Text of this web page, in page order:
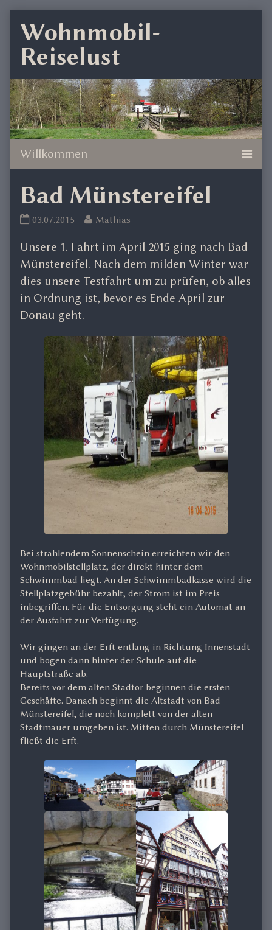
content
Wohnmobil-
Reiselust
Bad Münstereifel
Bad
published
on
03.07.2015
Read
posts
by
the
author
of
Mathias
Unsere 1. Fahrt im April 2015 ging nach Bad
Münstereifel. Nach dem milden Winter war
dies unsere Testfahrt um zu prüfen, ob alles
in Ordnung ist, bevor es Ende April zur
Donau geht.
Bei strahlendem Sonnenschein erreichten wir den
Wohnmobilstellplatz, der direkt hinter dem
Schwimmbad liegt. An der Schwimmbadkasse wird die
Stellplatzgebühr bezahlt, der Strom ist im Preis
inbegriffen. Für die Entsorgung steht ein Automat an
der Ausfahrt zur Verfügung.
Wir gingen an der Erft entlang in Richtung Innenstadt
und bogen dann hinter der Schule auf die
Hauptstraße ab.
Bereits vor dem alten Stadtor beginnen die ersten
Geschäfte. Danach beginnt die Altstadt von Bad
Münstereifel, die noch komplett von der alten
Stadtmauer umgeben ist. Mitten durch Münstereifel
fließt die Erft.